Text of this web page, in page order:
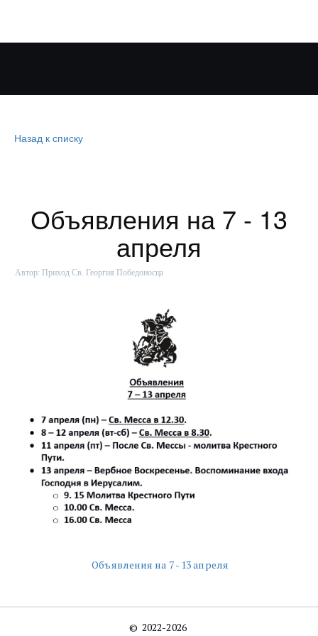
Назад к списку
Объявления на 7 - 13
апреля
Автор: Приход Св. Георгия Победоносца
Объявления на 7 - 13 апреля
©  2022-2026